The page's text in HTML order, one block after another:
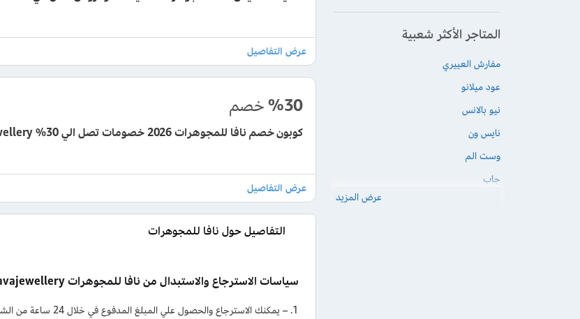
%30خصم
كوبون خصم نافا للمجوهرات 2026 خصومات تصل الي 30% navajewellery
التفاصيل حول نافا للمجوهرات
سياسات الاسترجاع والاستبدال من نافا للمجوهرات navajewellery.
– يمكنك الاسترجاع والحصول علي المبلغ المدفوع في خلال 24 ساعة من الشراء.
المتاجر الأكثر شعبية
مفارش العييري
عود ميلانو
نيو بالانس
نايس ون
وست الم
جاب
عرض المزيد